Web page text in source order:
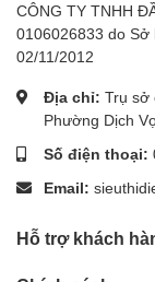
CÔNG TY TNHH
0106026833 do Sở
02/11/2012
Địa chỉ: Trụ sở
Phường Dịch
Số điện thoại:
Email:
Hỗ trợ khách